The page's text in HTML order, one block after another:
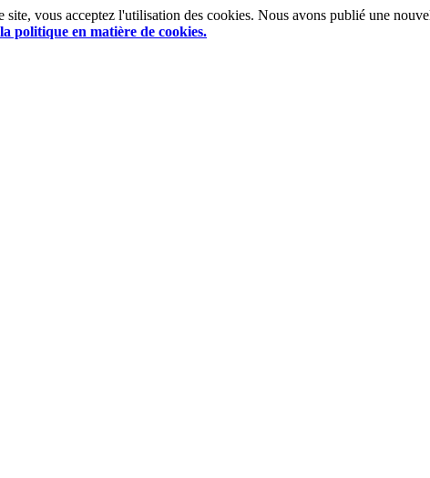
vous acceptez l'utilisation des cookies. Nous avons publié une
politique en matière de cookies.